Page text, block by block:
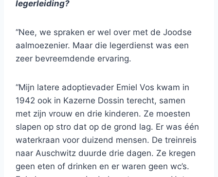
legerleiding?
“Nee, we spraken er wel over met de Joodse
aalmoezenier. Maar die legerdienst was een
zeer bevreemdende ervaring.
“Mijn latere adoptievader Emiel Vos kwam in
1942 ook in Kazerne Dossin terecht, samen
met zijn vrouw en drie kinderen. Ze moesten
slapen op stro dat op de grond lag. Er was één
waterkraan voor duizend mensen. De treinreis
naar Auschwitz duurde drie dagen. Ze kregen
geen eten of drinken en er waren geen wc’s.